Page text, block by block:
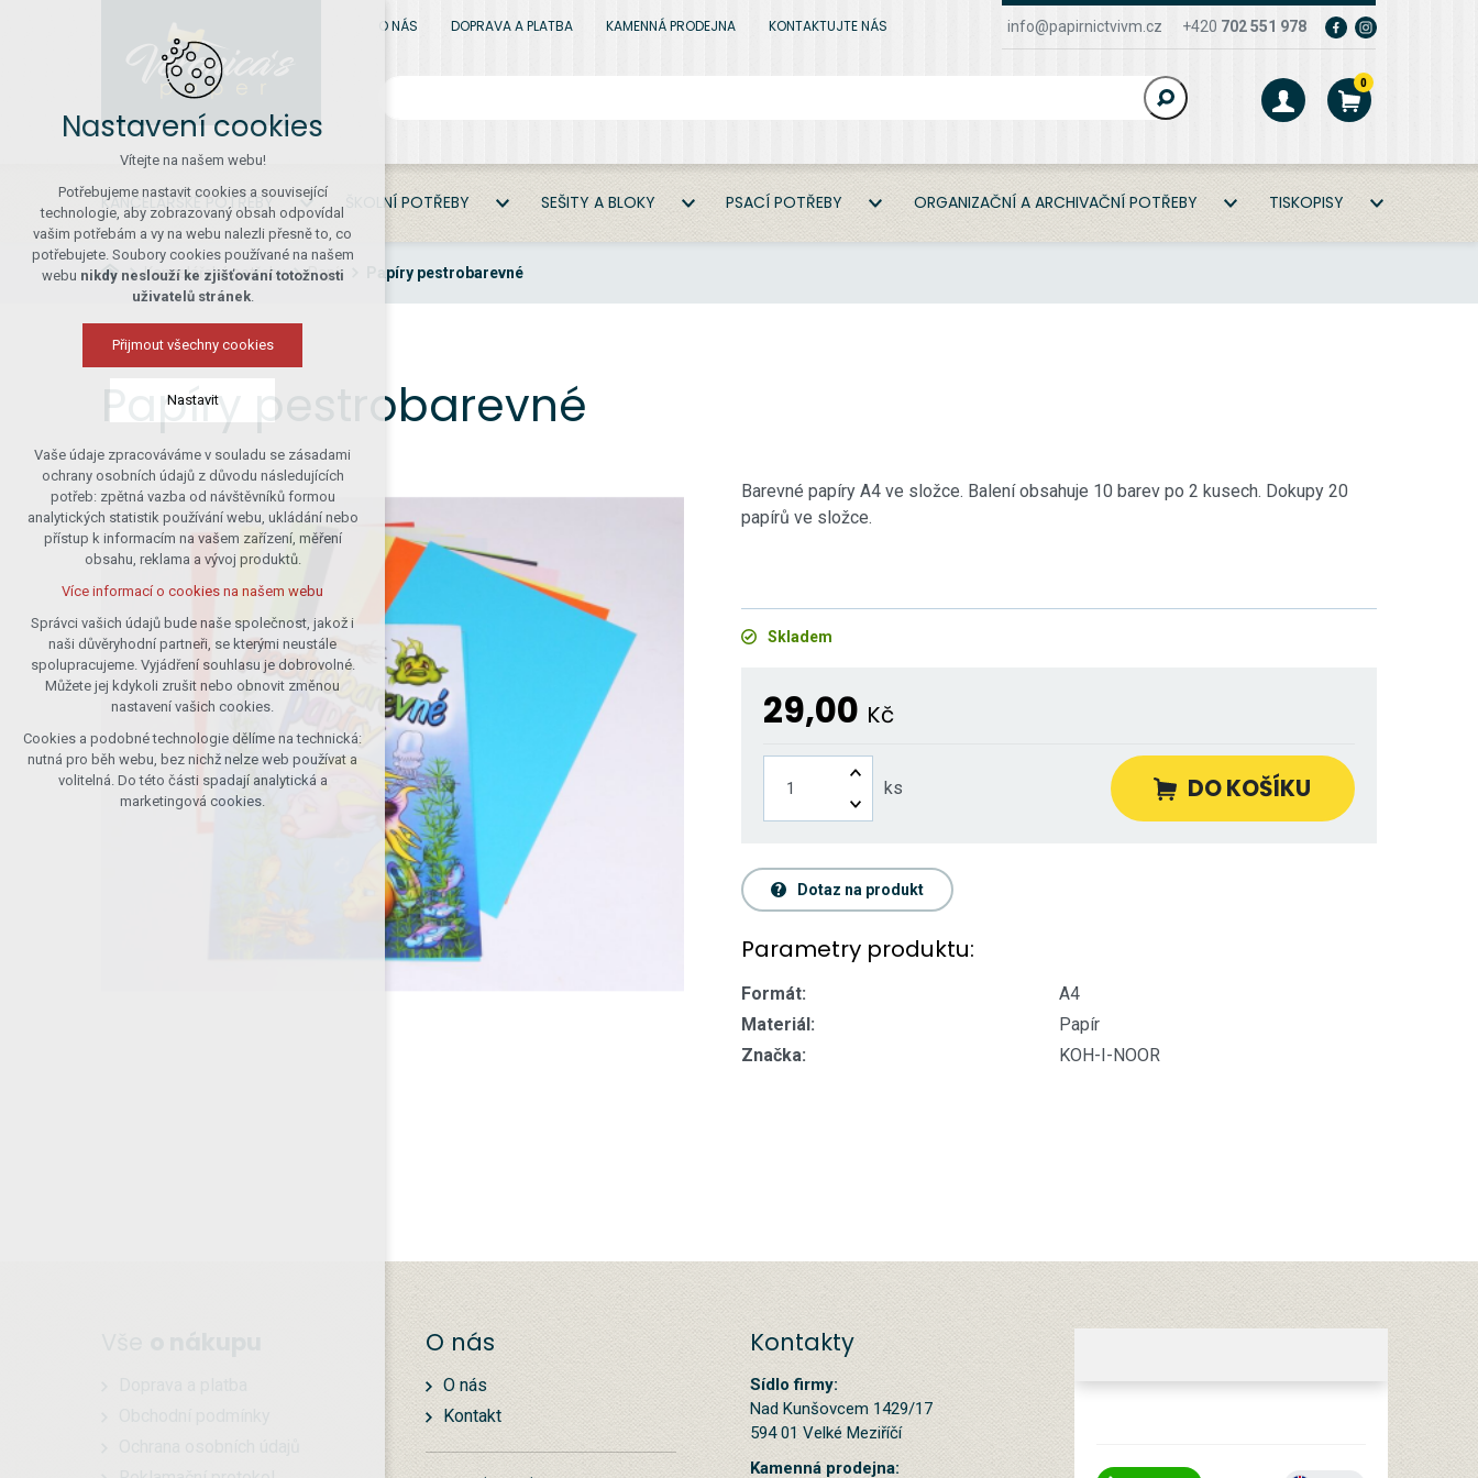
O NÁS DOPRAVA A PLATBA KAMENNÁ PRODEJNA KONTAKTUJTE NÁS info@papirnictvivm.cz +420 702 551 978
0
KANCELÁŘSKÉ POTŘEBY ŠKOLNÍ POTŘEBY SEŠITY A BLOKY PSACÍ POTŘEBY ORGANIZAČNÍ A ARCHIVAČNÍ POTŘEBY TISKOPISY
Kancelářské potřeby Papír Papíry pestrobarevné
Papíry pestrobarevné
Barevné papíry A4 ve složce. Balení obsahuje 10 barev po 2 kusech. Dokupy 20
papírů ve složce.
Skladem
29,00 Kč
ks DO KOŠÍKU
Dotaz na produkt
Parametry produktu:
Formát:
A4
Materiál:
Papír
Značka:
KOH-I-NOOR
O nás
O nás
Kontakt
Kontakty
Sídlo firmy:
Nad Kunšovcem 1429/17
594 01 Velké Meziříčí
Kamenná prodejna:
Nastavení cookies
Vítejte na našem webu!
Potřebujeme nastavit cookies a související
technologie, aby zobrazovaný obsah odpovídal
vašim potřebám a vy na webu nalezli přesně to, co
potřebujete. Soubory cookies používané na našem
webu nikdy neslouží ke zjišťování totožnosti
uživatelů stránek.
Přijmout všechny cookies
Nastavit
Technická cookies
nutná pro provozování webu
udržení kontextu stránek (session):
případná přihlášení, volby jazyka, apod.
Volitelná cookies
analytická pro anonymizované
vyhodnocení návštěvnosti
marketingová cookies (Google)
Více informací o cookies na našem webu
Přijmout všechny cookies
Odmítnout vše
Vaše údaje zpracováváme v souladu se zásadami
ochrany osobních údajů z důvodu následujících
potřeb: zpětná vazba od návštěvníků formou
analytických statistik používání webu, ukládání nebo
přístup k informacím na vašem zařízení, měření
obsahu, reklama a vývoj produktů.
Více informací o cookies na našem webu
Správci vašich údajů bude naše společnost, jakož i
naši důvěryhodní partneři, se kterými neustále
spolupracujeme. Vyjádření souhlasu je dobrovolné.
Můžete jej kdykoli zrušit nebo obnovit změnou
nastavení vašich cookies.
Cookies a podobné technologie dělíme na technická:
nutná pro běh webu, bez nichž nelze web používat a
volitelná. Do této části spadají analytická a
marketingová cookies.